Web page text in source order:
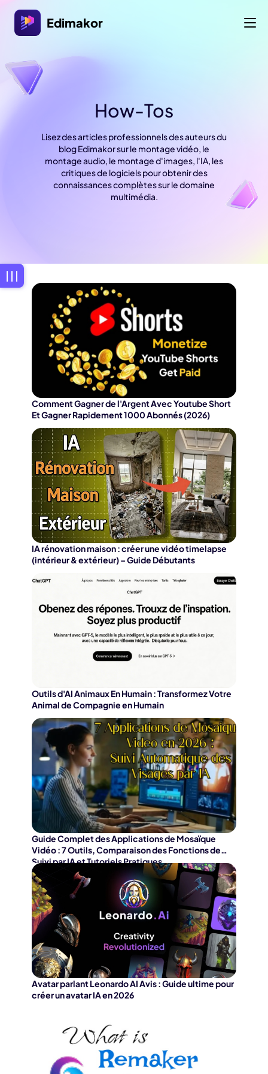
Edimakor
How-Tos
Lisez des articles professionnels des auteurs du
blog Edimakor sur le montage vidéo, le
montage audio, le montage d'images, l'IA, les
critiques de logiciels pour obtenir des
connaissances complètes sur le domaine
multimédia.
Comment Gagner de l'Argent Avec Youtube Short
Et Gagner Rapidement 1000 Abonnés (2026)
IA rénovation maison : créer une vidéo timelapse
(intérieur & extérieur) – Guide Débutants
Outils d'AI Animaux En Humain : Transformez Votre
Animal de Compagnie en Humain
Guide Complet des Applications de Mosaïque
Vidéo : 7 Outils, Comparaison des Fonctions de
Suivi par IA et Tutoriels Pratiques
Avatar parlant Leonardo AI Avis : Guide ultime pour
créer un avatar IA en 2026